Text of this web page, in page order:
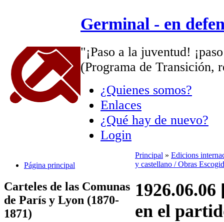
Germinal - en
"¡Paso a la juventud!
(Programa de Transición,
¿Quienes somos?
Enlaces
¿Qué hay de nuevo?
Login
Página principal
Carteles de las Comunas
de París y Lyon (1870-
1871)
Principal » Edicions
y castellano / Obras
en el